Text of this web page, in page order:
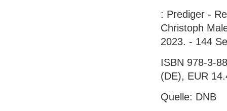
: Prediger -
Christoph
2023. - 144
ISBN 978-3-
(DE), EUR
Quelle: DNB